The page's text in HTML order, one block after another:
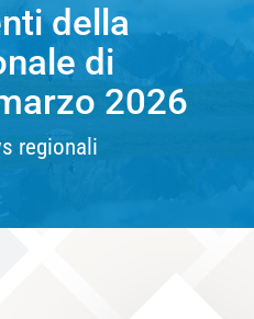
della
di
2026
regionali